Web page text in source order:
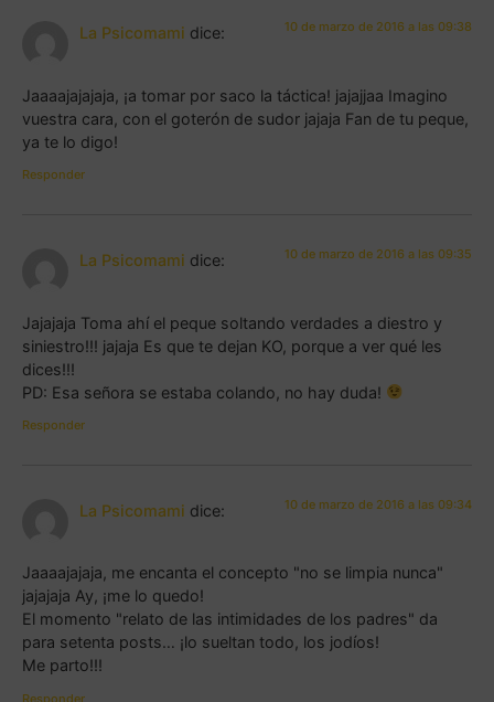
La Psicomami dice: 10 de marzo de 2016 a las 09:38
Jaaaajajajaja, ¡a tomar por saco la táctica! jajajjaa Imagino
vuestra cara, con el goterón de sudor jajaja Fan de tu peque,
ya te lo digo!
Responder
La Psicomami dice: 10 de marzo de 2016 a las 09:35
Jajajaja Toma ahí el peque soltando verdades a diestro y
siniestro!!! jajaja Es que te dejan KO, porque a ver qué les
dices!!!
PD: Esa señora se estaba colando, no hay duda!
Responder
La Psicomami dice: 10 de marzo de 2016 a las 09:34
Jaaaajajaja, me encanta el concepto "no se limpia nunca"
jajajaja Ay, ¡me lo quedo!
El momento "relato de las intimidades de los padres" da
para setenta posts… ¡lo sueltan todo, los jodíos!
Me parto!!!
Responder